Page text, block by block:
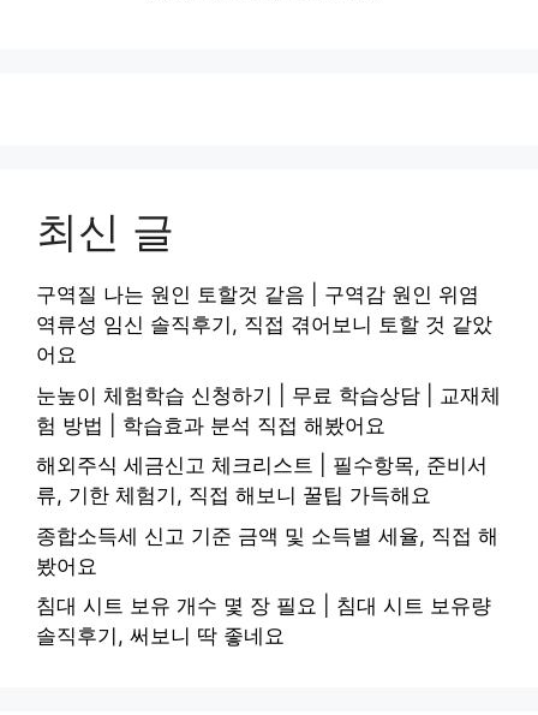
최신 글
구역질 나는 원인 토할것 같음 | 구역감 원인 위염
역류성 임신 솔직후기, 직접 겪어보니 토할 것 같았
어요
눈높이 체험학습 신청하기 | 무료 학습상담 | 교재체
험 방법 | 학습효과 분석 직접 해봤어요
해외주식 세금신고 체크리스트 | 필수항목, 준비서
류, 기한 체험기, 직접 해보니 꿀팁 가득해요
종합소득세 신고 기준 금액 및 소득별 세율, 직접 해
봤어요
침대 시트 보유 개수 몇 장 필요 | 침대 시트 보유량
솔직후기, 써보니 딱 좋네요